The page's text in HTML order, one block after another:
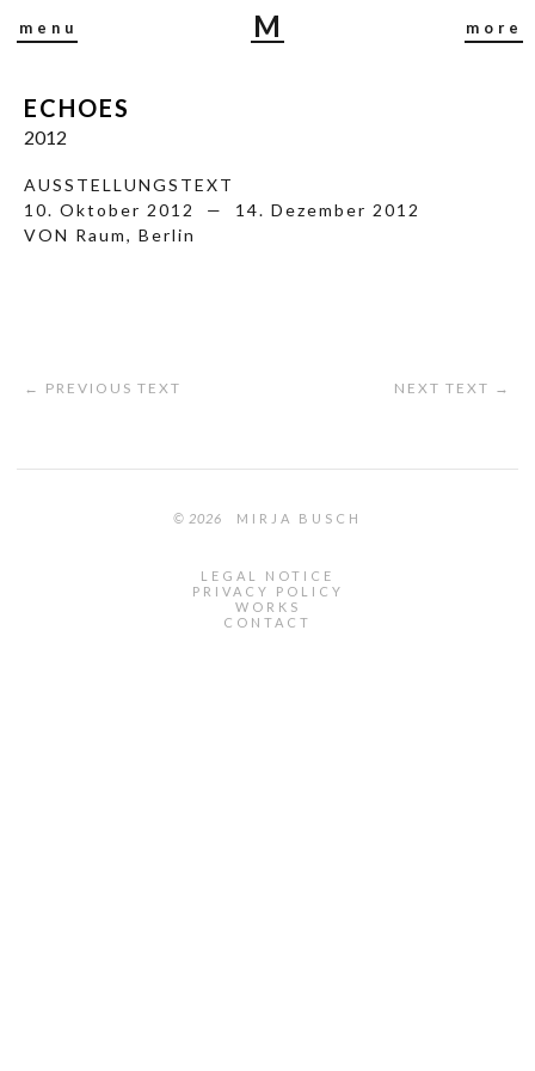
more
menu
M
I
U
S
ECHOES
2012
AUSSTELLUNGSTEXT
10. Oktober 2012 — 14. Dezember 2012
VON Raum, Berlin
NEXT TEXT →
← PREVIOUS TEXT
© 2026 MIRJA BUSCH
LEGAL NOTICE
PRIVACY POLICY
WORKS
CONTACT